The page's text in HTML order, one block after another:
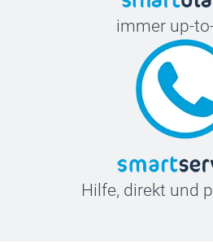
immer up-
Hilfe, direkt und